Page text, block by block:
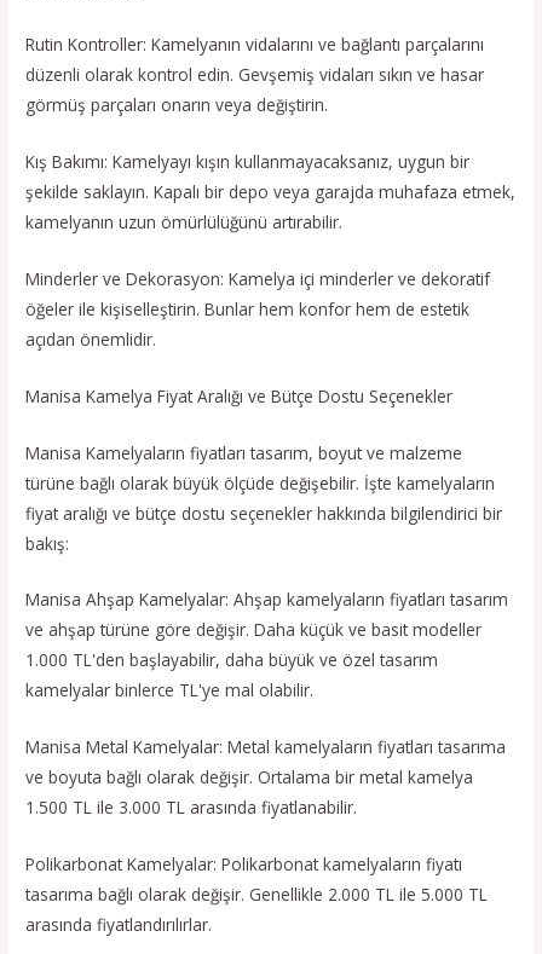
Rutin Kontroller: Kamelyanın vidalarını ve bağlantı parçalarını
düzenli olarak kontrol edin. Gevşemiş vidaları sıkın ve hasar
görmüş parçaları onarın veya değiştirin.
Kış Bakımı: Kamelyayı kışın kullanmayacaksanız, uygun bir
şekilde saklayın. Kapalı bir depo veya garajda muhafaza etmek,
kamelyanın uzun ömürlülüğünü artırabilir.
Minderler ve Dekorasyon: Kamelya içi minderler ve dekoratif
öğeler ile kişiselleştirin. Bunlar hem konfor hem de estetik
açıdan önemlidir.
Manisa Kamelya Fiyat Aralığı ve Bütçe Dostu Seçenekler
Manisa Kamelyaların fiyatları tasarım, boyut ve malzeme
türüne bağlı olarak büyük ölçüde değişebilir. İşte kamelyaların
fiyat aralığı ve bütçe dostu seçenekler hakkında bilgilendirici bir
bakış:
Manisa Ahşap Kamelyalar: Ahşap kamelyaların fiyatları tasarım
ve ahşap türüne göre değişir. Daha küçük ve basit modeller
1.000 TL'den başlayabilir, daha büyük ve özel tasarım
kamelyalar binlerce TL'ye mal olabilir.
Manisa Metal Kamelyalar: Metal kamelyaların fiyatları tasarıma
ve boyuta bağlı olarak değişir. Ortalama bir metal kamelya
1.500 TL ile 3.000 TL arasında fiyatlanabilir.
Polikarbonat Kamelyalar: Polikarbonat kamelyaların fiyatı
tasarıma bağlı olarak değişir. Genellikle 2.000 TL ile 5.000 TL
arasında fiyatlandırılırlar.